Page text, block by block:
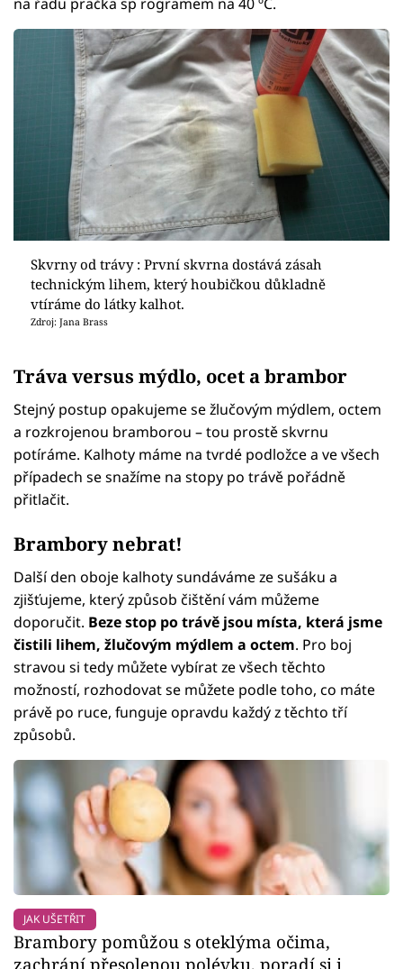
Skvrny od trávy : První skvrna dostává zásah
technickým lihem, který houbičkou důkladně
vtíráme do látky kalhot.
Zdroj: Jana Brass
Tráva versus mýdlo, ocet a brambor
Stejný postup opakujeme se žlučovým mýdlem, octem
a rozkrojenou bramborou – tou prostě skvrnu
potíráme. Kalhoty máme na tvrdé podložce a ve všech
případech se snažíme na stopy po trávě pořádně
přitlačit.
Brambory nebrat!
Další den oboje kalhoty sundáváme ze sušáku a
zjišťujeme, který způsob čištění vám můžeme
doporučit. Beze stop po trávě jsou místa, která jsme
čistili lihem, žlučovým mýdlem a octem. Pro boj
stravou si tedy můžete vybírat ze všech těchto
možností, rozhodovat se můžete podle toho, co máte
právě po ruce, funguje opravdu každý z těchto tří
způsobů.
JAK UŠETŘIT
Brambory pomůžou s oteklýma očima,
zachrání přesolenou polévku, poradí si i